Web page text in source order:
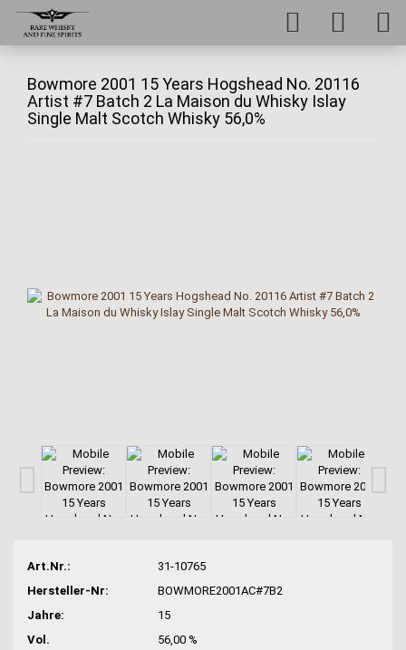
Bowmore 2001 15 Years Hogshead No. 20116
Artist #7 Batch 2 La Maison du Whisky Islay
Single Malt Scotch Whisky 56,0%
Art.Nr.:
31-10765
Hersteller-Nr:
BOWMORE2001AC#7B2
Jahre:
15
Vol.
56,00 %